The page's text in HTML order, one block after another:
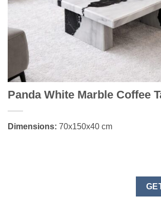
Panda White Marble Coffee
Dimensions: 70x150x40 cm